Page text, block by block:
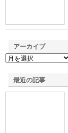
アーカイブ
最近の記事